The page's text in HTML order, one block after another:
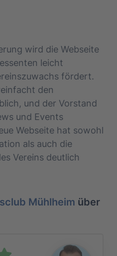
wird die Webseite
leicht
fördert.
den
und der Vorstand
und Events
Webseite hat sowohl
als auch die
Vereins deutlich
Mühlheim über